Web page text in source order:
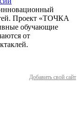
Проект «ТОЧКА
обучающие
от
Добавить свой сайт